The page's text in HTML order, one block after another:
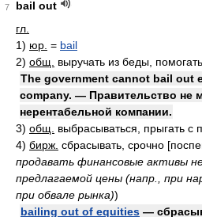
7
bail out
гл.
1) юр. = bail
2) общ.
выручать из беды, помогать
The government cannot bail out
company. — Правительство не
нерентабельной компании.
3) общ.
выбрасываться, прыгать с
4) бирж. сбрасывать, срочно
продавать финансовые активы
предлагаемой цены (напр., при
при обвале рынка))
bailing out of equities —